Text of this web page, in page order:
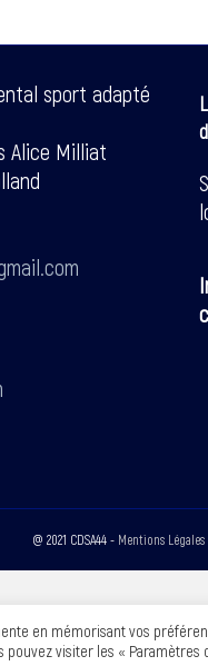
sport adapté
Alice Milliat
@ 2021 CDSA44 - Mentions Légales
en mémorisant vos
pouvez visiter les «